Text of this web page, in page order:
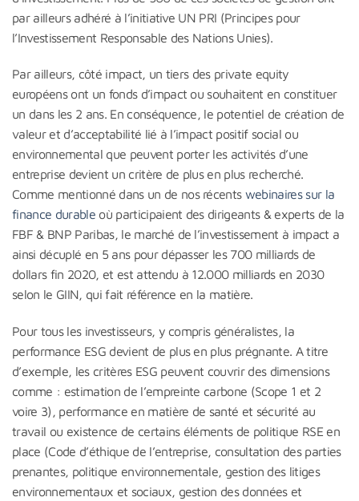
par ailleurs adhéré à l’initiative UN PRI (Principes pour
l’Investissement Responsable des Nations Unies).
Par ailleurs, côté impact, un tiers des private equity
européens ont un fonds d’impact ou souhaitent en constituer
un dans les 2 ans. En conséquence, le potentiel de création de
valeur et d’acceptabilité lié à l’impact positif social ou
environnemental que peuvent porter les activités d’une
entreprise devient un critère de plus en plus recherché.
Comme mentionné dans un de nos récents webinaires sur la
finance durableoù participaient des dirigeants & experts de la
FBF & BNP Paribas, le marché de l’investissement à impact a
ainsi décuplé en 5 ans pour dépasser les 700 milliards de
dollars fin 2020, et est attendu à 12.000 milliards en 2030
selon le GIIN, qui fait référence en la matière.
Pour tous les investisseurs, y compris généralistes, la
performance ESG devient de plus en plus prégnante. A titre
d’exemple, les critères ESG peuvent couvrir des dimensions
comme : estimation de l’empreinte carbone (Scope 1 et 2
voire 3), performance en matière de santé et sécurité au
travail ou existence de certains éléments de politique RSE en
place (Code d’éthique de l’entreprise, consultation des parties
prenantes, politique environnementale, gestion des litiges
environnementaux et sociaux, gestion des données et